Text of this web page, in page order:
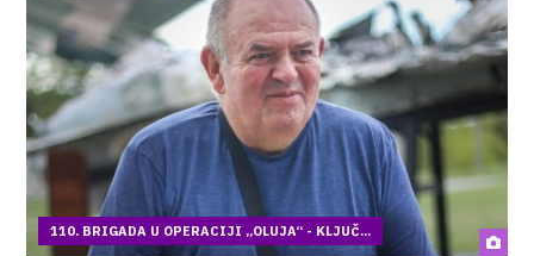
110. BRIGADA U OPERACIJI „OLUJA“ - KLJUČ...